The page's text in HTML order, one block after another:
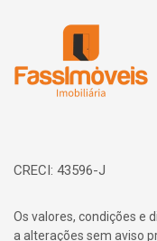
CRECI: 43596-J
Os valores, condições e
a alterações sem aviso